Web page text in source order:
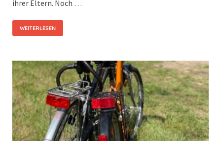
ihrer Eltern. Noch …
WEITERLESEN